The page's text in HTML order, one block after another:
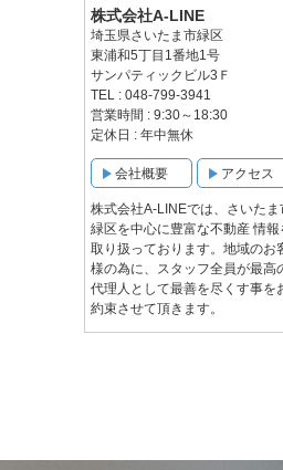
株式会社A-LINE
埼玉県さいたま市緑区
東浦和5丁目1番地1号
サンパティックビル3Ｆ
TEL : 048-799-3941
営業時間 : 9:30～18:30
定休日 : 年中無休
会社概要 アクセス
株式会社A-LINEでは、さいたま
緑区を中心に豊富な不動産 情報
取り扱っております。地域のお
様の為に、スタッフ全員が最高
代理人として最善を尽くす事を
約束させて頂きます。